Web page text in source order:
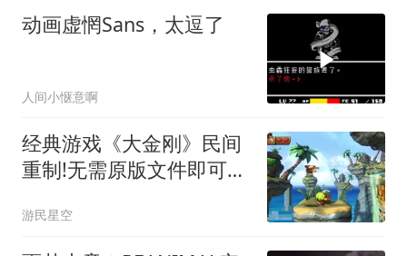
动画虚惘Sans，太逗了
人间小惬意啊
经典游戏《大金刚》民间
重制!无需原版文件即可运
游民星空